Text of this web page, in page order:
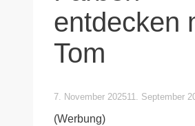
entdecken
Tom
7. November 202511. September
(Werbung)